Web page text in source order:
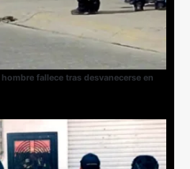
fallece tras desvanecerse en